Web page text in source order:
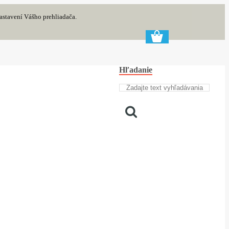
Vášho prehliadača.
Hľadanie